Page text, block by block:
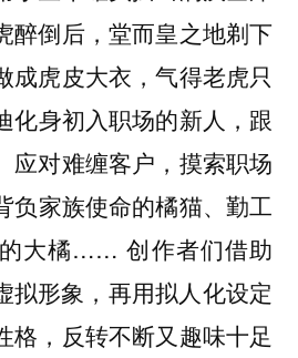
醉倒后，堂而皇之地剃下
成虎皮大衣，气得老虎只
化身初入职场的新人，跟
应对难缠客户，摸索职场
负家族使命的橘猫、勤工
大橘…… 创作者们借助
拟形象，再用拟人化设定
格，反转不断又趣味十足